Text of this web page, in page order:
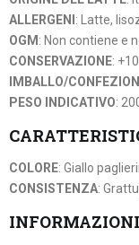
ALLERGENI : Latte,
OGM : Non contiene e
CONSERVAZIONE:
IMBALLO/
PESO INDICATIVO:
COLORE: Giallo
CONSISTENZA: